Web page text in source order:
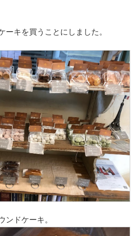
ーキを買うことにしました。
ンドケーキ。